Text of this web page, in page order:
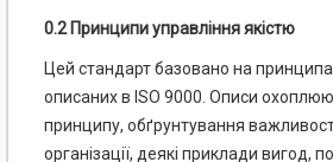
0.2 Принципи управління якістю
Цей стандарт базовано на
описаних в ISO 9000. Описи
принципу, обґрунтування
організації, деякі приклади вигод,